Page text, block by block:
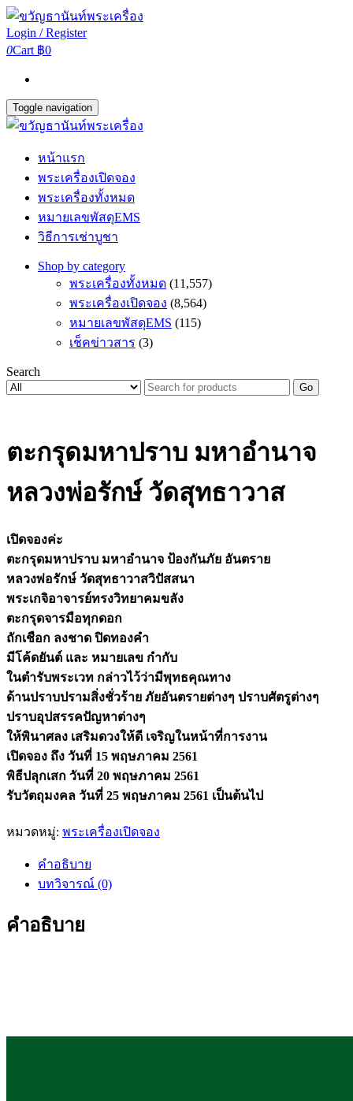
Login / Register
0Cart ฿0
Toggle navigation
หน้าแรก
พระเครื่องเปิดจอง
พระเครื่องทั้งหมด
หมายเลขพัสดุEMS
วิธีการเช่าบูชา
Shop by category
พระเครื่องทั้งหมด (11,557)
พระเครื่องเปิดจอง (8,564)
หมายเลขพัสดุEMS (115)
เช็คข่าวสาร (3)
Search
Go
ตะกรุดมหาปราบ มหาอำนาจ
หลวงพ่อรักษ์ วัดสุทธาวาส
เปิดจองค่ะ
ตะกรุดมหาปราบ มหาอำนาจ ป้องกันภัย อันตราย
หลวงพ่อรักษ์ วัดสุทธาวาสวิปัสสนา
พระเกจิอาจารย์ทรงวิทยาคมขลัง
ตะกรุดจารมือทุกดอก
ถักเชือก ลงชาด ปิดทองคำ
มีโค้ดยันต์ และ หมายเลข กำกับ
ในตำรับพระเวท กล่าวไว้ว่ามีพุทธคุณทาง
ด้านปราบปรามสิ่งชั่วร้าย ภัยอันตรายต่างๆ ปราบศัตรูต่างๆ
ปราบอุปสรรคปัญหาต่างๆ
ให้พินาศลง เสริมดวงให้ดี เจริญในหน้าที่การงาน
เปิดจอง ถึง วันที่ 15 พฤษภาคม 2561
พิธีปลุกเสก วันที่ 20 พฤษภาคม 2561
รับวัตถุมงคล วันที่ 25 พฤษภาคม 2561 เป็นต้นไป
หมวดหมู่: พระเครื่องเปิดจอง
คำอธิบาย
บทวิจารณ์ (0)
คำอธิบาย